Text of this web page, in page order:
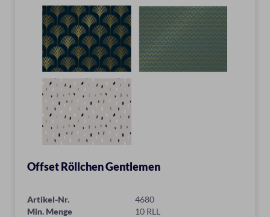
Offset Röllchen Gentlemen
Artikel-Nr.
4680
Min. Menge
10 RLL